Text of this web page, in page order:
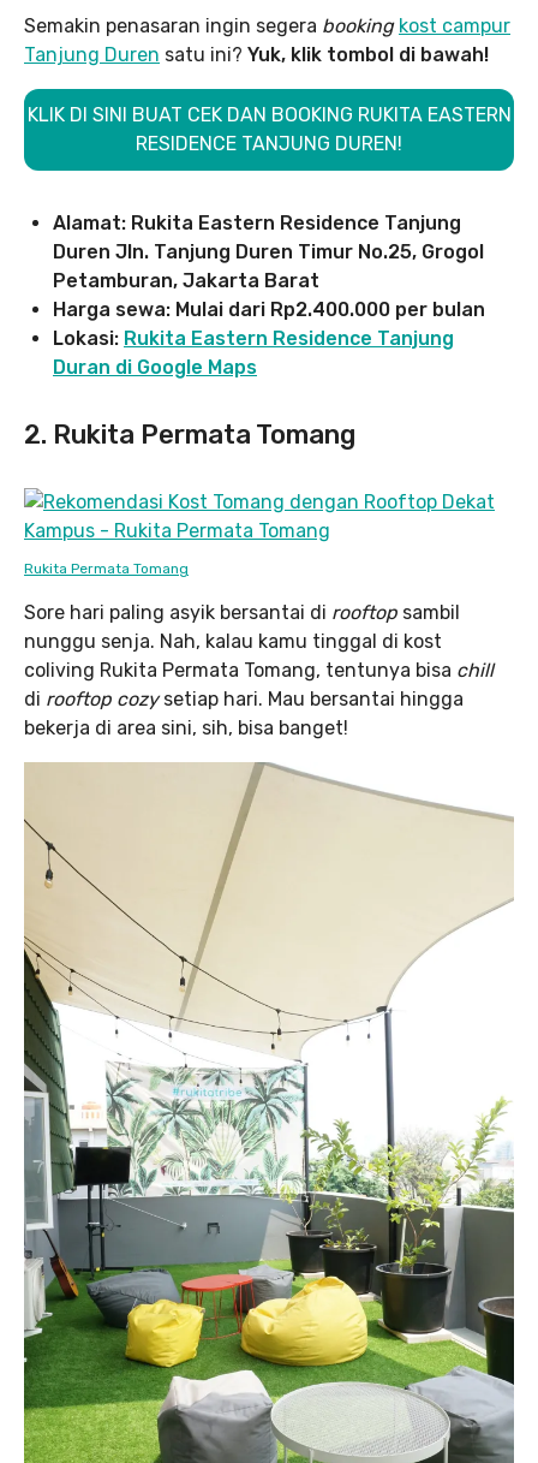
Semakin penasaran ingin segera booking kost campur
Tanjung Duren satu ini? Yuk, klik tombol di bawah!
KLIK DI SINI BUAT CEK DAN BOOKING RUKITA EASTERN
RESIDENCE TANJUNG DUREN!
Alamat: Rukita Eastern Residence Tanjung
Duren Jln. Tanjung Duren Timur No.25, Grogol
Petamburan, Jakarta Barat
Harga sewa: Mulai dari Rp2.400.000 per bulan
Lokasi: Rukita Eastern Residence Tanjung
Duran di Google Maps
2. Rukita Permata Tomang
Rukita Permata Tomang
Sore hari paling asyik bersantai di rooftop sambil
nunggu senja. Nah, kalau kamu tinggal di kost
coliving Rukita Permata Tomang, tentunya bisa chill
di rooftop cozysetiap hari. Mau bersantai hingga
bekerja di area sini, sih, bisa banget!